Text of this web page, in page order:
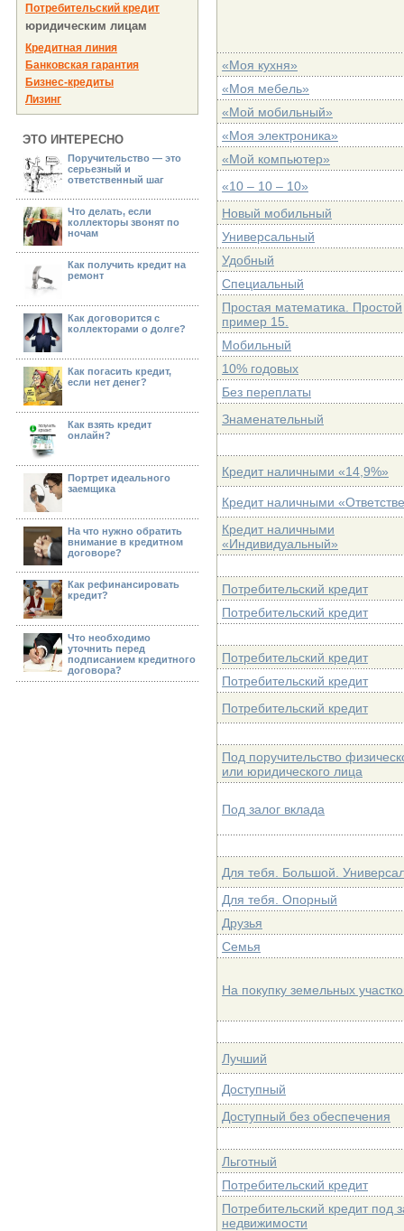
Потребительский кредит
юридическим лицам
Кредитная линия
Банковская гарантия
Бизнес-кредиты
Лизинг
ЭТО ИНТЕРЕСНО
Поручительство — это
серьезный и
ответственный шаг
Что делать, если
коллекторы звонят по
ночам
Как получить кредит на
ремонт
Как договорится с
коллекторами о долге?
Как погасить кредит,
если нет денег?
Как взять кредит
онлайн?
Портрет идеального
заемщика
На что нужно обратить
внимание в кредитном
договоре?
Как рефинансировать
кредит?
Что необходимо
уточнить перед
подписанием кредитного
договора?
«Моя кухня»
«Моя мебель»
«Мой мобильный»
«Моя электроника»
«Мой компьютер»
«10 – 10 – 10»
Новый мобильный
Универсальный
Удобный
Специальный
Простая математика. Простой
пример 15.
Мобильный
10% годовых
Без переплаты
Знаменательный
Кредит наличными «14,9%»
Кредит наличными
Кредит наличными
«Индивидуальный»
Потребительский кредит
Потребительский кредит
Потребительский кредит
Потребительский кредит
Потребительский кредит
Под поручительство
или юридического лица
Под залог вклада
Для тебя. Большой.
Для тебя. Опорный
Друзья
Семья
На покупку земельных
Лучший
Доступный
Доступный без обеспечения
Льготный
Потребительский кредит
Потребительский кредит под
недвижимости